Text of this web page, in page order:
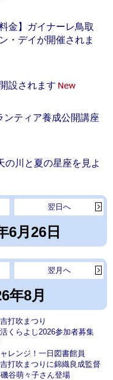
金】ガイナーレ鳥取
・デイが開催されま
設されます
ンティア養成公開講座
の川と夏の星座を見よ
6月26日
翌日へ
年8月
翌月へ
打吹まつり
くらよし2026参加者募集
レンジ！一日図書館員
打吹まつりに錦織良成監督
磯谷萌々子さん登場